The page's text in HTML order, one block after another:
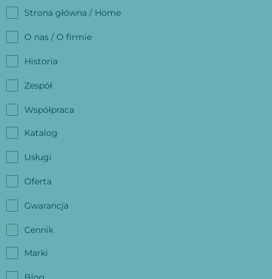
Strona główna / Home
O nas / O firmie
Historia
Zespół
Współpraca
Katalog
Usługi
Oferta
Gwarancja
Cennik
Marki